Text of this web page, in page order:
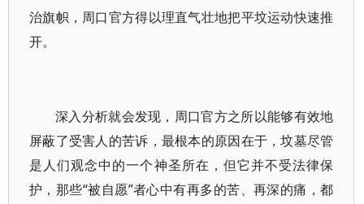
治旗帜，周口官方得以理直气壮地把平坟运动快速推
开。
深入分析就会发现，周口官方之所以能够有效地
屏蔽了受害人的苦诉，最根本的原因在于，坟墓尽管
是人们观念中的一个神圣所在，但它并不受法律保
护，那些“被自愿”者心中有再多的苦、再深的痛，都